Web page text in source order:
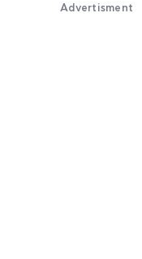
Advertisment